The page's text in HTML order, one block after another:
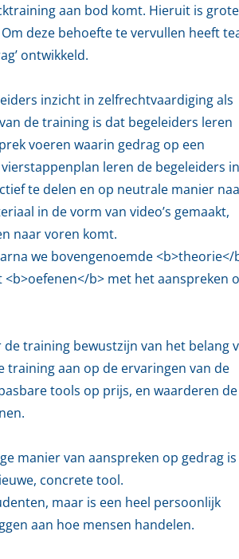
aan bod komt. Hieruit is grote
deze behoefte te vervullen heeft
ontwikkeld.
inzicht in zelfrechtvaardiging als
de training is dat begeleiders leren
voeren waarin gedrag op een
leren de begeleiders in
te delen en op neutrale manier
in de vorm van video’s gemaakt,
naar voren komt.
we bovengenoemde <b>theorie</
b> met het aanspreken
training bewustzijn van het belang
aan op de ervaringen van de
tools op prijs, en waarderen de
manier van aanspreken op gedrag is
concrete tool.
maar is een heel persoonlijk
aan hoe mensen handelen.